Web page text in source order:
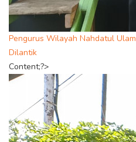
Pengurus Wilayah Nahdatul
Dilantik
Content;?>